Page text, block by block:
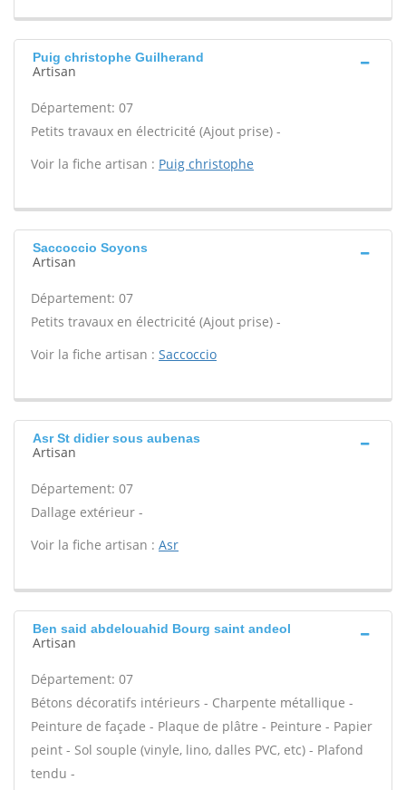
Puig christophe Guilherand
Artisan
Département: 07
Petits travaux en électricité (Ajout prise) -
Voir la fiche artisan : Puig christophe
Saccoccio Soyons
Artisan
Département: 07
Petits travaux en électricité (Ajout prise) -
Voir la fiche artisan : Saccoccio
Asr St didier sous aubenas
Artisan
Département: 07
Dallage extérieur -
Voir la fiche artisan : Asr
Ben said abdelouahid Bourg saint andeol
Artisan
Département: 07
Bétons décoratifs intérieurs - Charpente métallique -
Peinture de façade - Plaque de plâtre - Peinture - Papier
peint - Sol souple (vinyle, lino, dalles PVC, etc) - Plafond
tendu -